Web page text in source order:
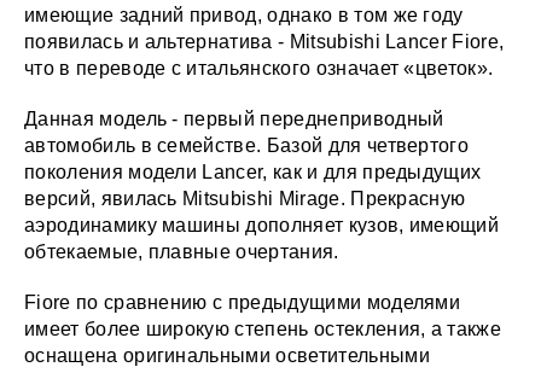
имеющие задний привод, однако в том же году
появилась и альтернатива - Mitsubishi Lancer Fiore,
что в переводе с итальянского означает «цветок».
Данная модель - первый переднеприводный
автомобиль в семействе. Базой для четвертого
поколения модели Lancer, как и для предыдущих
версий, явилась Mitsubishi Mirage. Прекрасную
аэродинамику машины дополняет кузов, имеющий
обтекаемые, плавные очертания.
Fiore по сравнению с предыдущими моделями
имеет более широкую степень остекления, а также
оснащена оригинальными осветительными